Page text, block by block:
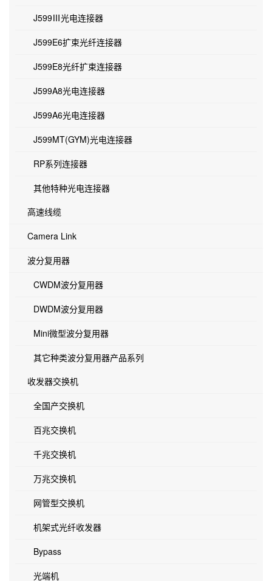
J599Ⅲ光电连接器
J599E6扩束光纤连接器
J599E8光纤扩束连接器
J599A8光电连接器
J599A6光电连接器
J599MT(GYM)光电连接器
RP系列连接器
其他特种光电连接器
高速线缆
Camera Link
波分复用器
CWDM波分复用器
DWDM波分复用器
Mini微型波分复用器
其它种类波分复用器产品系列
收发器交换机
全国产交换机
百兆交换机
千兆交换机
万兆交换机
网管型交换机
机架式光纤收发器
Bypass
光端机